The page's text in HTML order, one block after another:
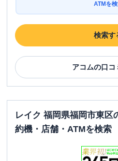
ATMを
検索す
アコムの口コ
レイク 福岡県福岡市東区
約機・店舗・ATMを検索